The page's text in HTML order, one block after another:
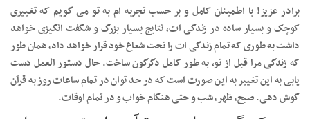
برادر عزیز! با اطمینان کامل و بر حسب تجربه ام به تو می گویم که تغییری
کوچک و بسیار ساده در زندگی ات، نتایج بسیار بزرگ و شگفت انگیزی خواهد
داشت به طوری که تمام زندگی ات را تحت شعاع خود قرار خواهد داد، همان طور
که زندگی مرا قبل از تو، به طور کامل دگرگون ساخت. حال دستور العمل دست
یابی به این تغییر به این صورت است که در حد توان در تمام ساعات روز به قرآن
گوش دهی. صبح، ظهر، شب و حتی هنگام خواب و در تمام اوقات.